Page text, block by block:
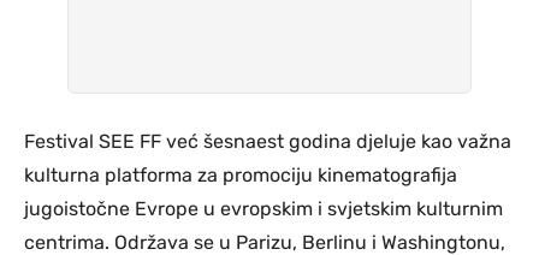
Festival SEE FF već šesnaest godina djeluje kao važna
kulturna platforma za promociju kinematografija
jugoistočne Evrope u evropskim i svjetskim kulturnim
centrima. Održava se u Parizu, Berlinu i Washingtonu,